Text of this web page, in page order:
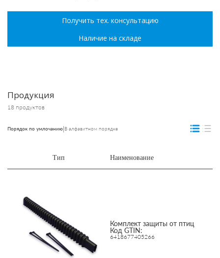
Получить тех. консультацию
Наличие на складе
Продукция
18 продуктов
Порядок по умлочанию|В алфавитном порядке
Тип Наименование
Комплект защиты от птиц
Код GTIN:
6418677405266